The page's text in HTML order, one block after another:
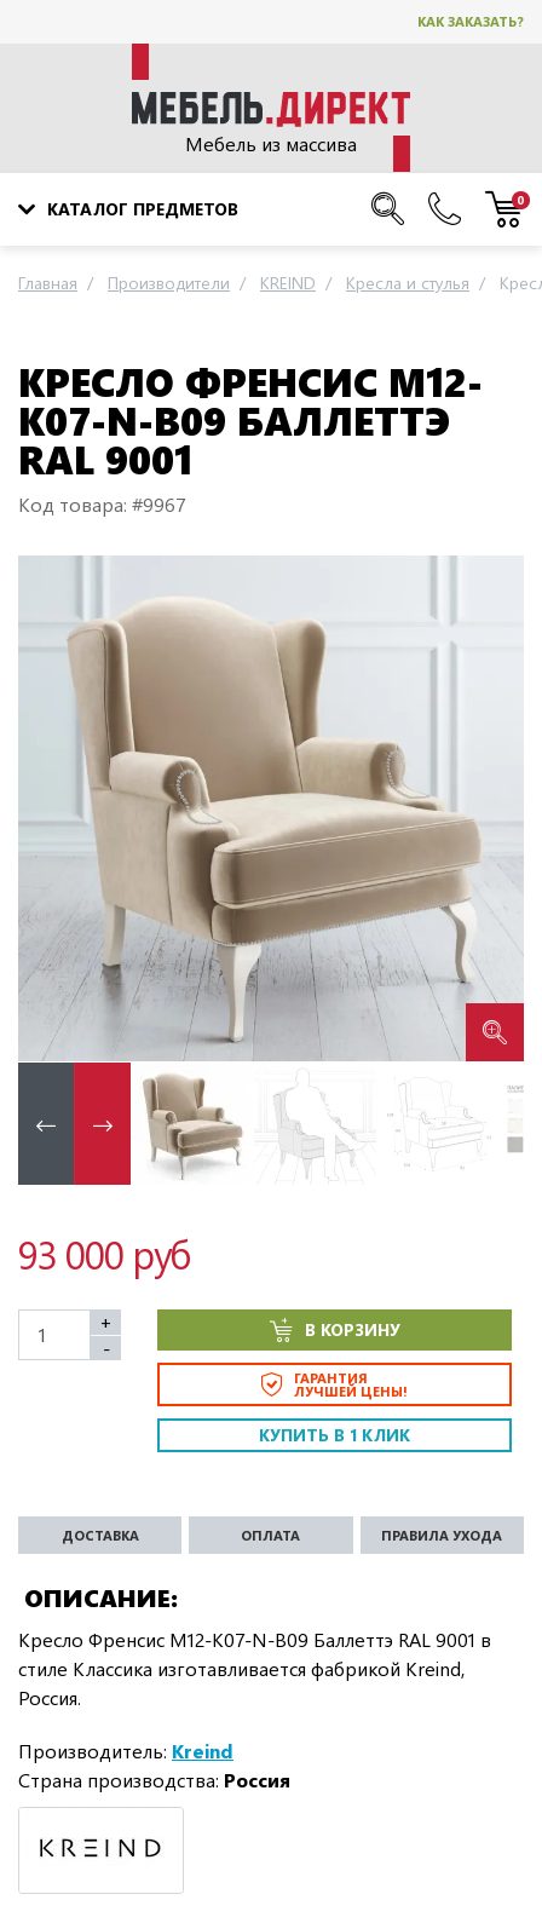
КАК ЗАКАЗАТЬ?
Мебель из массива
КАТАЛОГ ПРЕДМЕТОВ 0
Главная Производители KREIND Кресла и стулья
КРЕСЛО ФРЕНСИС M12-
K07-N-B09 БАЛЛЕТТЭ
RAL 9001
Код товара: #9967
93 000 руб
+
-
В КОРЗИНУ
ГАРАНТИЯ
ЛУЧШЕЙ ЦЕНЫ!
КУПИТЬ В 1 КЛИК
ОПИСАНИЕ
ДОСТАВКА ОПЛАТА ПРАВИЛА УХОДА
Кресло Френсис M12-K07-N-B09 Баллеттэ RAL 9001 в
стиле Классика изготавливается фабрикой Kreind,
Россия.
Производитель: Kreind
Страна производства: Россия